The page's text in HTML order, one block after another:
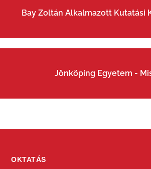
Bay Zoltán Alkalmazott Kutatási
Jönköping Egyetem -
OKTATÁS